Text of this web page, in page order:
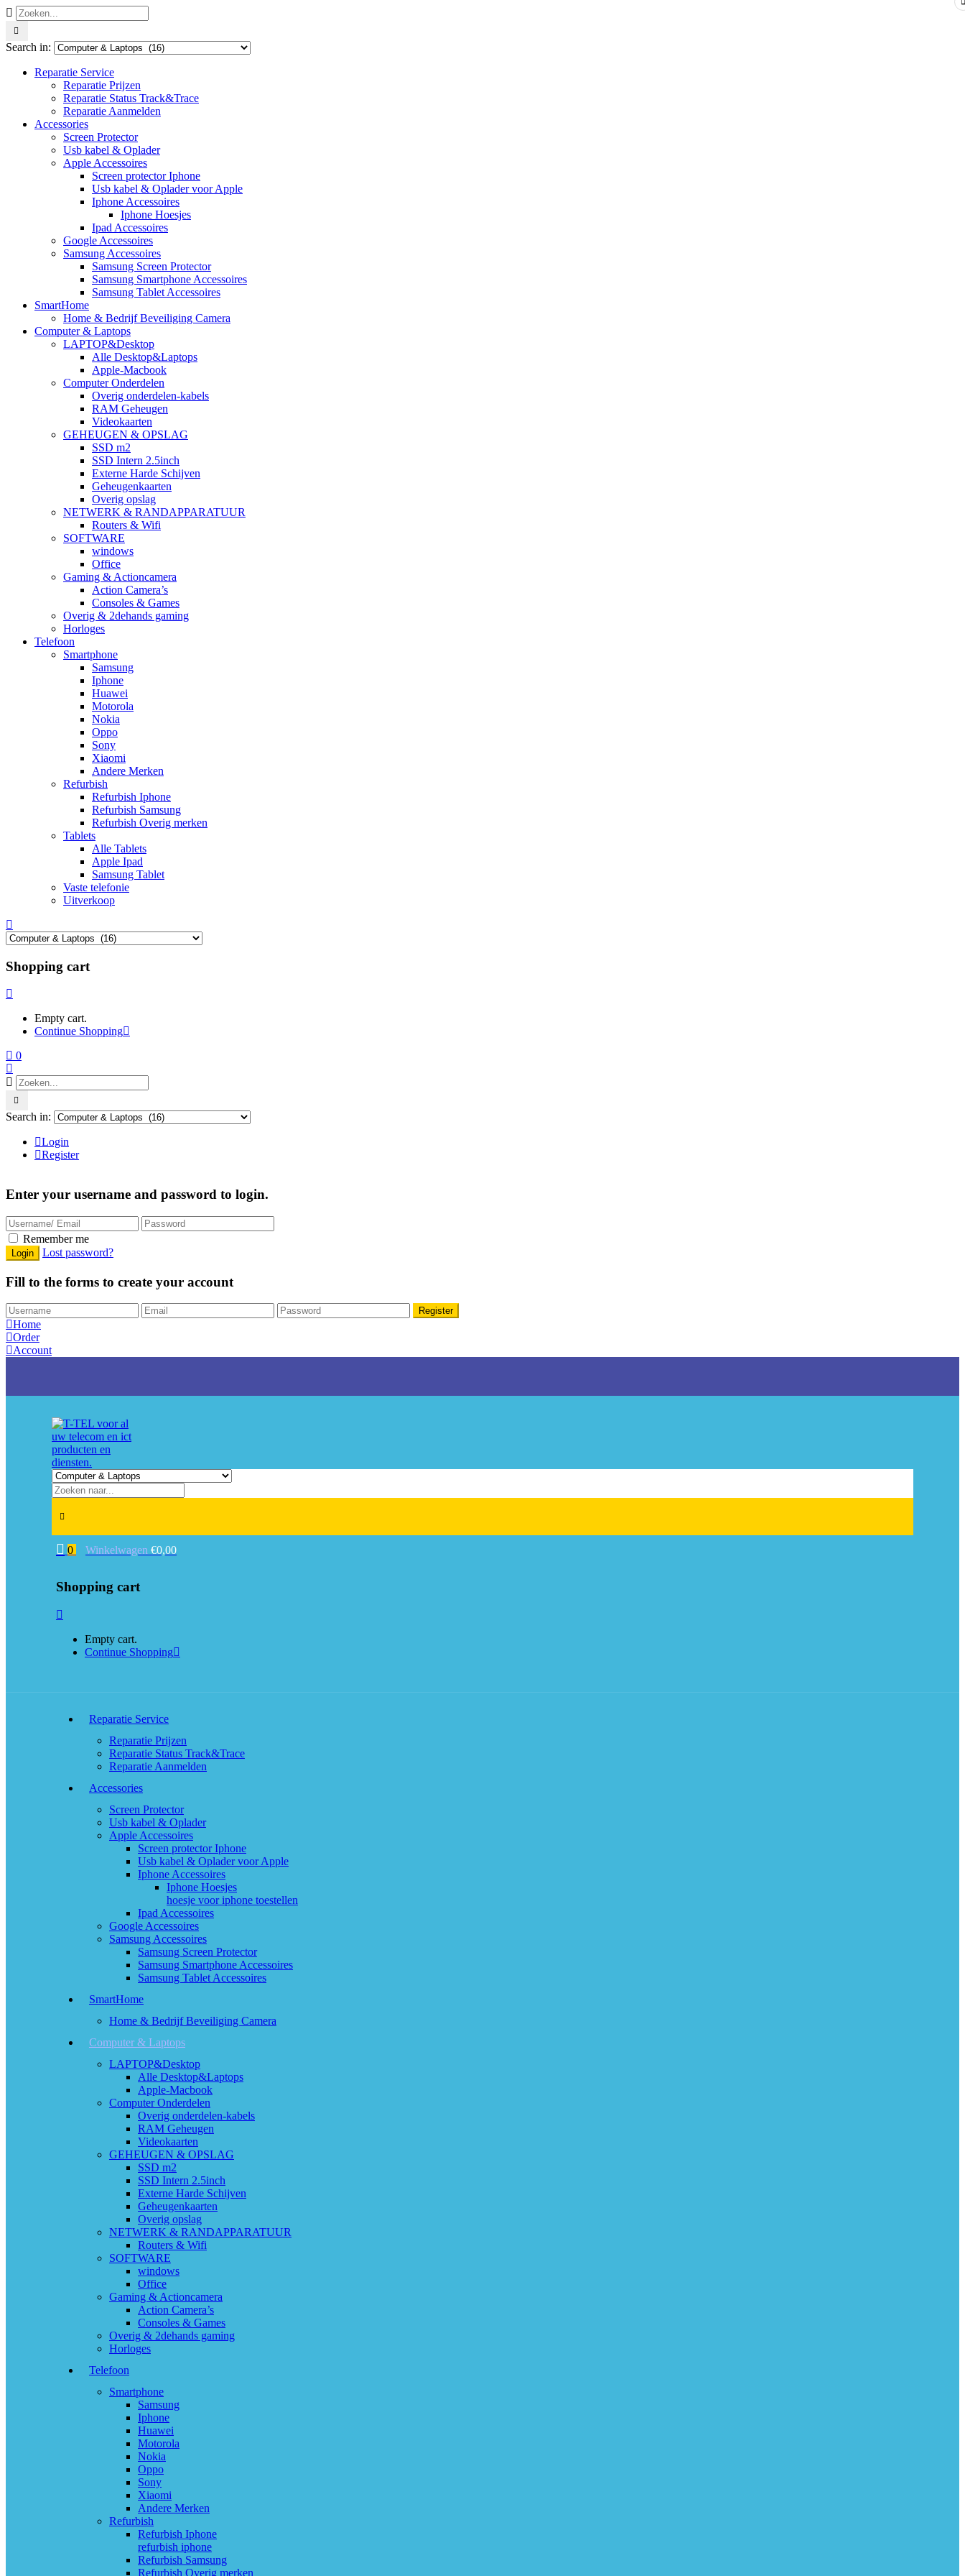
Search in:
Reparatie Service
Reparatie Prijzen
Reparatie Status Track&Trace
Reparatie Aanmelden
Accessories
Screen Protector
Usb kabel & Oplader
Apple Accessoires
Screen protector Iphone
Usb kabel & Oplader voor Apple
Iphone Accessoires
Iphone Hoesjes
Ipad Accessoires
Google Accessoires
Samsung Accessoires
Samsung Screen Protector
Samsung Smartphone Accessoires
Samsung Tablet Accessoires
SmartHome
Home & Bedrijf Beveiliging Camera
Computer & Laptops
LAPTOP&Desktop
Alle Desktop&Laptops
Apple-Macbook
Computer Onderdelen
Overig onderdelen-kabels
RAM Geheugen
Videokaarten
GEHEUGEN & OPSLAG
SSD m2
SSD Intern 2.5inch
Externe Harde Schijven
Geheugenkaarten
Overig opslag
NETWERK & RANDAPPARATUUR
Routers & Wifi
SOFTWARE
windows
Office
Gaming & Actioncamera
Action Camera’s
Consoles & Games
Overig & 2dehands gaming
Horloges
Telefoon
Smartphone
Samsung
Iphone
Huawei
Motorola
Nokia
Oppo
Sony
Xiaomi
Andere Merken
Refurbish
Refurbish Iphone
Refurbish Samsung
Refurbish Overig merken
Tablets
Alle Tablets
Apple Ipad
Samsung Tablet
Vaste telefonie
Uitverkoop
Shopping cart
Empty cart.
Continue Shopping
0
Search in:
Login
Register
Enter your username and password to login.
Remember me
Lost password?
Fill to the forms to create your account
Home
Order
Account
0 Winkelwagen €0,00
Shopping cart
Empty cart.
Continue Shopping
Reparatie Service
Reparatie Prijzen
Reparatie Status Track&Trace
Reparatie Aanmelden
Accessories
Screen Protector
Usb kabel & Oplader
Apple Accessoires
Screen protector Iphone
Usb kabel & Oplader voor Apple
Iphone Accessoires
Iphone Hoesjes
hoesje voor iphone toestellen
Ipad Accessoires
Google Accessoires
Samsung Accessoires
Samsung Screen Protector
Samsung Smartphone Accessoires
Samsung Tablet Accessoires
SmartHome
Home & Bedrijf Beveiliging Camera
Computer & Laptops
LAPTOP&Desktop
Alle Desktop&Laptops
Apple-Macbook
Computer Onderdelen
Overig onderdelen-kabels
RAM Geheugen
Videokaarten
GEHEUGEN & OPSLAG
SSD m2
SSD Intern 2.5inch
Externe Harde Schijven
Geheugenkaarten
Overig opslag
NETWERK & RANDAPPARATUUR
Routers & Wifi
SOFTWARE
windows
Office
Gaming & Actioncamera
Action Camera’s
Consoles & Games
Overig & 2dehands gaming
Horloges
Telefoon
Smartphone
Samsung
Iphone
Huawei
Motorola
Nokia
Oppo
Sony
Xiaomi
Andere Merken
Refurbish
Refurbish Iphone
refurbish iphone
Refurbish Samsung
Refurbish Overig merken